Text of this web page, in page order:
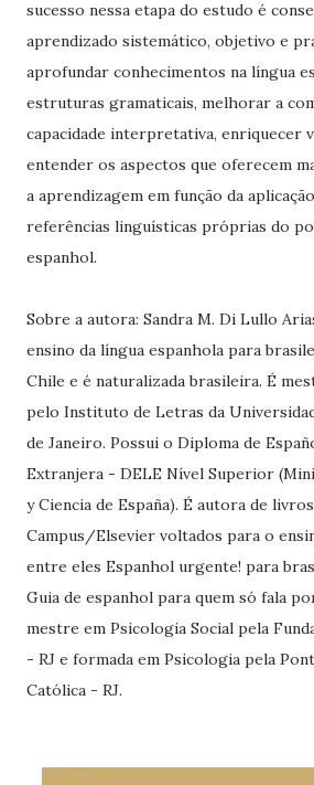
sucesso nessa etapa do estudo é
aprendizado sistemático, objetivo e
aprofundar conhecimentos na língua
estruturas gramaticais, melhorar a
capacidade interpretativa, enriquecer
entender os aspectos que oferecem
a aprendizagem em função da
referências linguísticas próprias do
espanhol.
Sobre a autora: Sandra M. Di Lullo
ensino da língua espanhola para
Chile e é naturalizada brasileira. É
pelo Instituto de Letras da
de Janeiro. Possui o Diploma de
Extranjera - DELE Nível Superior
y Ciencia de España). É autora de
Campus/Elsevier voltados para o
entre eles Espanhol urgente! para
Guia de espanhol para quem só fala
mestre em Psicologia Social pela
- RJ e formada em Psicologia pela
Católica - RJ.